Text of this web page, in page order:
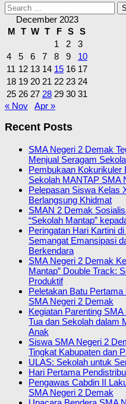
Search
for:December 2023
M T W T F S S
1
2
3
4
5 6 7 8 9
10
11 12 13 14 15 16 17
18 19 20 21 22 23 24
25 26 27 28 29 30 31
« Nov
Apr »
Recent Posts
SMA Negeri 2 Demak
Menjual Seragam
Pembukaan Kokurikuler
Sekolah MANTAP SMA
Pelepasan Siswa Kelas
Berlangsung Khidmat
SMAN 2 Demak
“Sekolah Mantap”
Peringatan Hari Kartini
Semangat Emansipasi
Berkendara
SMA Negeri 2 Demak
Mantap” Double Track:
Produktif
Peletakan Batu
SMA Negeri 2 Demak
Kegiatan Parenting
Tua dan Sekolah dalam
Anak
Siswa SMA Negeri 2
Tingkat Kabupaten dan
ULAS: Sekolah untuk
Hari Pertama
Pengawas Cabdin II
SMA Negeri 2 Demak